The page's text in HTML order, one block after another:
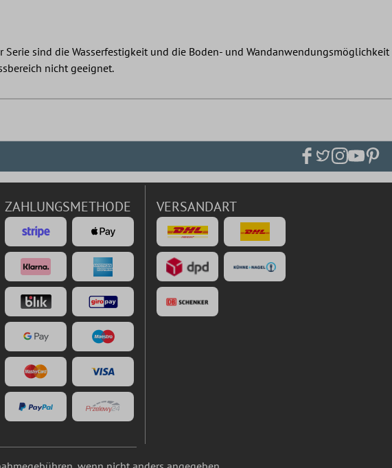
sind die Wasserfestigkeit und die Boden- und Wandanwendungsmöglichkeit
nicht geeignet.
ZAHLUNGSMETHODE VERSANDART